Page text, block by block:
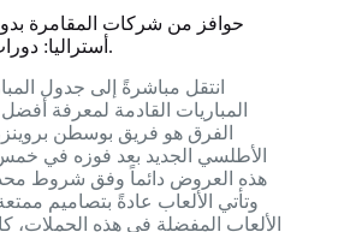
حوافز من شركات المقامرة
أستراليا: دورات مجانية ونقاط اشتراك.
انتقل مباشرةً إلى جدول
المباريات القادمة لمعرفة
الفرق هو فريق بوسطن
الأطلسي الجديد بعد فوزه في
هذه العروض دائماً وفق شروط
وتأتي الألعاب عادةً بتصاميم
الألعاب المفضلة في هذه